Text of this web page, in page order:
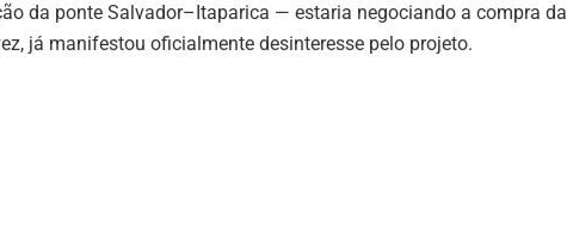
da ponte Salvador–Itaparica — estaria negociando a compra da
já manifestou oficialmente desinteresse pelo projeto.